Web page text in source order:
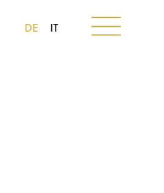
DE IT